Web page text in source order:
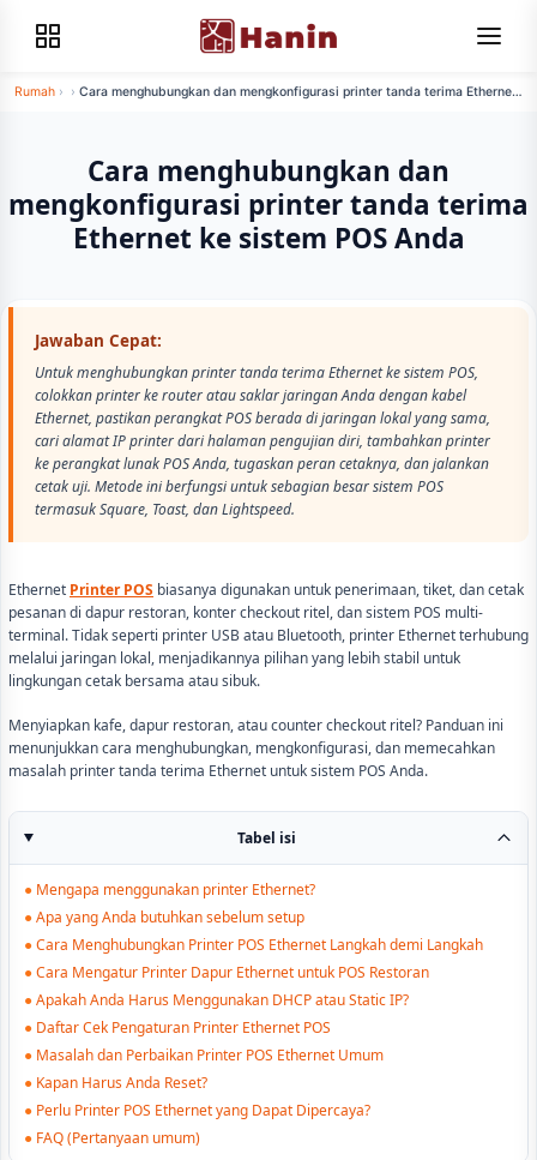
Rumah › › Cara menghubungkan dan mengkonfigurasi printer tanda terima Ethernet
Cara menghubungkan dan
mengkonfigurasi printer tanda terima
Ethernet ke sistem POS Anda
Jawaban Cepat:
Untuk menghubungkan printer tanda terima Ethernet ke sistem POS,
colokkan printer ke router atau saklar jaringan Anda dengan kabel
Ethernet, pastikan perangkat POS berada di jaringan lokal yang sama,
cari alamat IP printer dari halaman pengujian diri, tambahkan printer
ke perangkat lunak POS Anda, tugaskan peran cetaknya, dan jalankan
cetak uji. Metode ini berfungsi untuk sebagian besar sistem POS
termasuk Square, Toast, dan Lightspeed.
Ethernet Printer POS biasanya digunakan untuk penerimaan, tiket, dan cetak
pesanan di dapur restoran, konter checkout ritel, dan sistem POS multi-
terminal. Tidak seperti printer USB atau Bluetooth, printer Ethernet terhubung
melalui jaringan lokal, menjadikannya pilihan yang lebih stabil untuk
lingkungan cetak bersama atau sibuk.
Menyiapkan kafe, dapur restoran, atau counter checkout ritel? Panduan ini
menunjukkan cara menghubungkan, mengkonfigurasi, dan memecahkan
masalah printer tanda terima Ethernet untuk sistem POS Anda.
Tabel isi
● Mengapa menggunakan printer Ethernet?
●Apa yang Anda butuhkan sebelum setup
●Cara Menghubungkan Printer POS Ethernet Langkah demi Langkah
●Cara Mengatur Printer Dapur Ethernet untuk POS Restoran
●Apakah Anda Harus Menggunakan DHCP atau Static IP?
● Daftar Cek Pengaturan Printer Ethernet POS
● Masalah dan Perbaikan Printer POS Ethernet Umum
● Kapan Harus Anda Reset?
● Perlu Printer POS Ethernet yang Dapat Dipercaya?
● FAQ (Pertanyaan umum)